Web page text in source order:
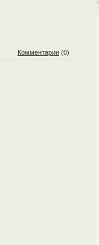
Комментарии (0)